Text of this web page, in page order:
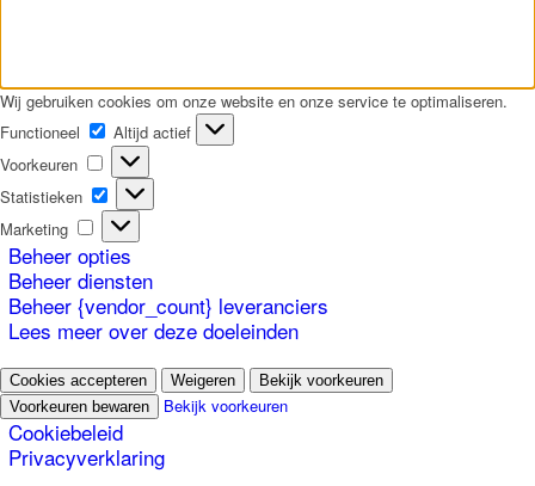
Wij gebruiken cookies om onze website en onze service te optimaliseren.
Functioneel
Functioneel
Altijd actief
Voorkeuren
Voorkeuren
Statistieken
Statistieken
Marketing
Marketing
Beheer opties
Beheer diensten
Beheer {vendor_count} leveranciers
Lees meer over deze doeleinden
Cookies accepteren Weigeren
Bekijk voorkeuren
Voorkeuren bewaren
Bekijk voorkeuren
Cookiebeleid
Privacyverklaring